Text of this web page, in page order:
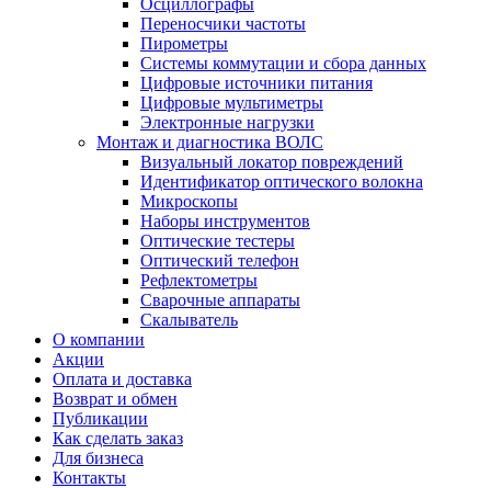
Осциллографы
Переносчики частоты
Пирометры
Системы коммутации и сбора данных
Цифровые источники питания
Цифровые мультиметры
Электронные нагрузки
Монтаж и диагностика ВОЛС
Визуальный локатор повреждений
Идентификатор оптического волокна
Микроскопы
Наборы инструментов
Оптические тестеры
Оптический телефон
Рефлектометры
Сварочные аппараты
Скалыватель
О компании
Акции
Оплата и доставка
Возврат и обмен
Публикации
Как сделать заказ
Для бизнеса
Контакты